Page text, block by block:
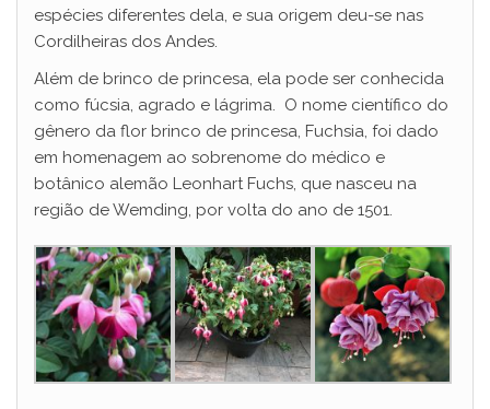
espécies diferentes dela, e sua origem deu-se nas
Cordilheiras dos Andes.
Além de brinco de princesa, ela pode ser conhecida
como fúcsia, agrado e lágrima. O nome científico do
gênero da flor brinco de princesa, Fuchsia, foi dado
em homenagem ao sobrenome do médico e
botânico alemão Leonhart Fuchs, que nasceu na
região de Wemding, por volta do ano de 1501.